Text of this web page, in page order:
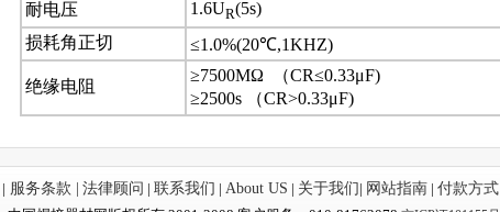
耐电压
1.6UR(5s)
损耗角正切
≤1.0%(20℃,1KHZ)
绝缘电阻
≥7500MΩ （CR≤0.33μF)
≥2500s （CR>0.33μF)
| 服务条款 | 法律顾问 | 联系我们 | About US | 关于我们 | 网站指南 | 付款方式